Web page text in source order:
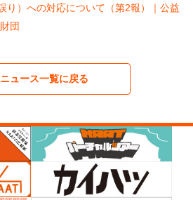
り）への対応について（第2報）｜公益
団
ニュース一覧に戻る